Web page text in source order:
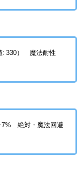
: 330） 魔法耐性
絶対・魔法回避